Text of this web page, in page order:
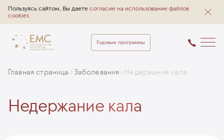
Пользуясь сайтом, Вы даете согласие на использование файлов
cookies
Годовые программы
Главная страница Заболевания Недержание кала
Недержание кала